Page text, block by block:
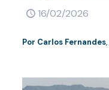
16/02/2026
Por Carlos Fernandes